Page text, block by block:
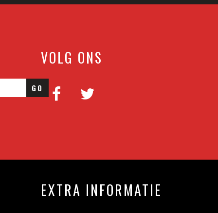
GO
VOLG ONS
EXTRA INFORMATIE